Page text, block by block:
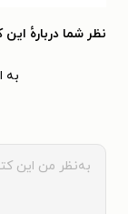
نظر شما دربارهٔ
به